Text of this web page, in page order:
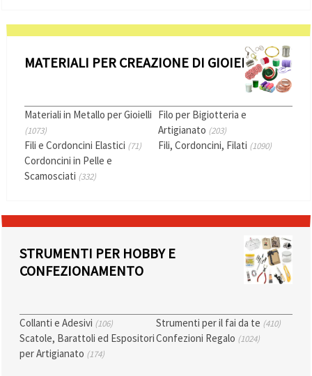
MATERIALI PER CREAZIONE DI GIOIELLI
Materiali in Metallo per Gioielli
(1073)
Filo per Bigiotteria e
Artigianato (203)
Fili e Cordoncini Elastici (71) Fili, Cordoncini, Filati (1090)
Cordoncini in Pelle e
Scamosciati (332)
STRUMENTI PER HOBBY E
CONFEZIONAMENTO
Collanti e Adesivi (106) Strumenti per il fai da te (410)
Scatole, Barattoli ed Espositori
per Artigianato (174)
Confezioni Regalo (1024)